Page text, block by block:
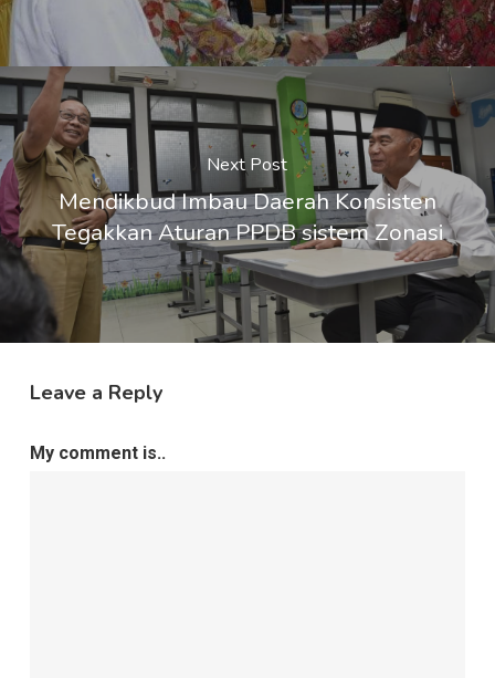
Next Post
Mendikbud Imbau Daerah Konsisten
Tegakkan Aturan PPDB sistem Zonasi
Leave a Reply
My comment is..